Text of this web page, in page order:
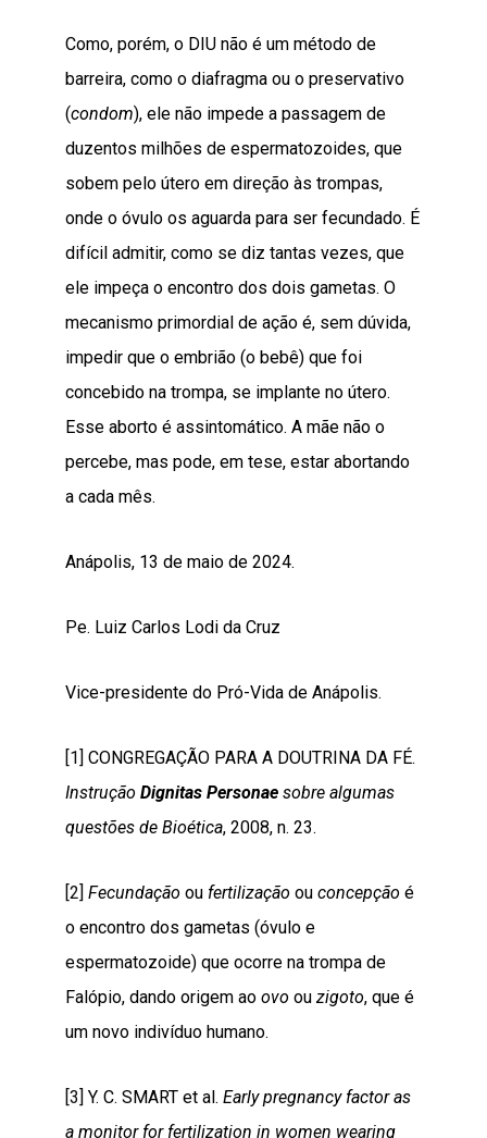
Como, porém, o DIU não é um método de
barreira, como o diafragma ou o preservativo
(condom), ele não impede a passagem de
duzentos milhões de espermatozoides, que
sobem pelo útero em direção às trompas,
onde o óvulo os aguarda para ser fecundado. É
difícil admitir, como se diz tantas vezes, que
ele impeça o encontro dos dois gametas. O
mecanismo primordial de ação é, sem dúvida,
impedir que o embrião (o bebê) que foi
concebido na trompa, se implante no útero.
Esse aborto é assintomático. A mãe não o
percebe, mas pode, em tese, estar abortando
a cada mês.
Anápolis, 13 de maio de 2024.
Pe. Luiz Carlos Lodi da Cruz
Vice-presidente do Pró-Vida de Anápolis.
[1] CONGREGAÇÃO PARA A DOUTRINA DA FÉ.
Instrução Dignitas Personae sobre algumas
questões de Bioética, 2008, n. 23.
[2] Fecundação ou fertilização ou concepção é
o encontro dos gametas (óvulo e
espermatozoide) que ocorre na trompa de
Falópio, dando origem ao ovo ou zigoto, que é
um novo indivíduo humano.
[3] Y. C. SMART et al. Early pregnancy factor as
a monitor for fertilization in women wearing